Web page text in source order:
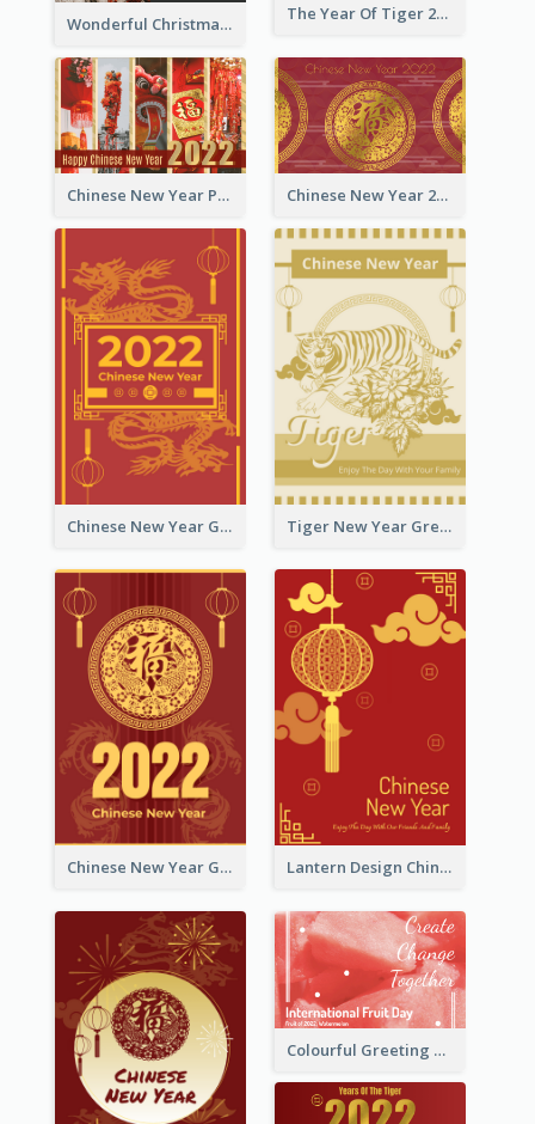
The Year Of Tiger 2022 Golden Greeting Card
Wonderful Christmas Greeting Card
Chinese New Year Photo Greeting Card Chinese New Year 2022 Golden Greeting Card
Chinese New Year Greeting Card With Graphic Decorations Tiger New Year Greeting Card With Decorations
Chinese New Year Greeting Card With Dragon Decorations Lantern Design Chinese New Year Greeting Card
Colourful Greeting Card For International Fruit Day 2021